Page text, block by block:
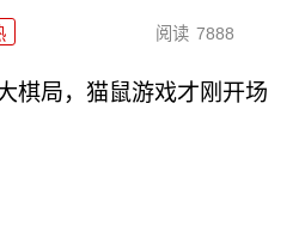
阅读 7888
棋局，猫鼠游戏才刚开场